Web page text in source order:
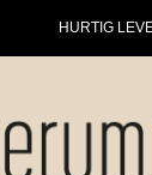
HURTIG